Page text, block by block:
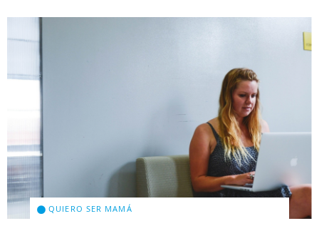
QUIERO SER MAMÁ